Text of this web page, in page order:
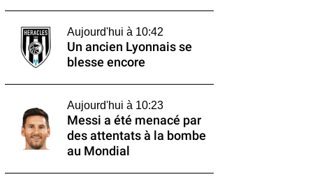
Aujourd'hui à 10:42
Un ancien Lyonnais se
blesse encore
Aujourd'hui à 10:23
Messi a été menacé par
des attentats à la bombe
au Mondial